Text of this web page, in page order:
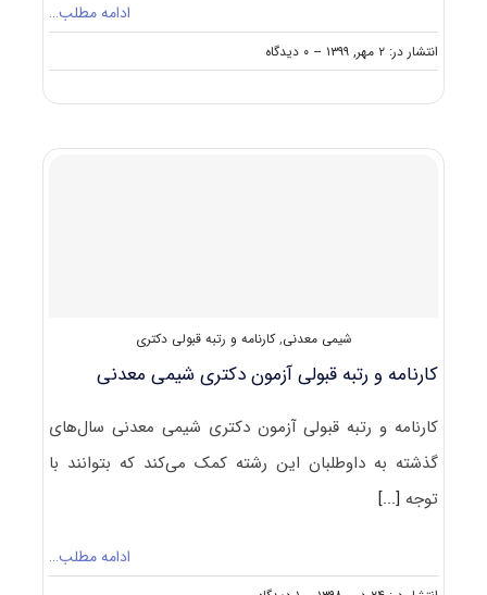
ادامه مطلب…
انتشار در: ۲ مهر, ۱۳۹۹ -- ۰ دیدگاه
on
دانلود
۱۴۰۰
شیمی معدنی,کارنامه و رتبه قبولی دکتری
کارنامه و رتبه قبولی آزمون دکتری شیمی معدنی
کارنامه و رتبه قبولی آزمون دکتری شیمی معدنی سال‌های
گذشته به داوطلبان این رشته کمک می‌کند که بتوانند با
توجه [...]
ادامه مطلب…